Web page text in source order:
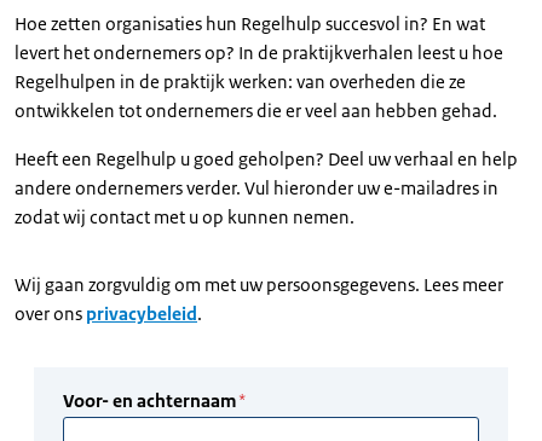
Hoe zetten organisaties hun Regelhulp succesvol in? En wat
levert het ondernemers op? In de praktijkverhalen leest u hoe
Regelhulpen in de praktijk werken: van overheden die ze
ontwikkelen tot ondernemers die er veel aan hebben gehad.
Heeft een Regelhulp u goed geholpen? Deel uw verhaal en help
andere ondernemers verder. Vul hieronder uw e-mailadres in
zodat wij contact met u op kunnen nemen.
Wij gaan zorgvuldig om met uw persoonsgegevens. Lees meer
over ons privacybeleid.